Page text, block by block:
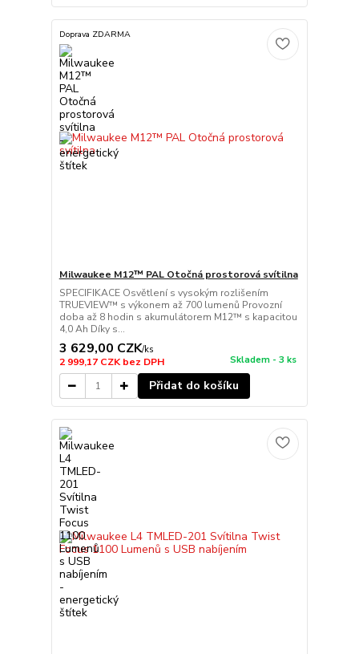
Doprava ZDARMA
Milwaukee M12™ PAL Otočná prostorová svítilna
SPECIFIKACE Osvětlení s vysokým rozlišením
TRUEVIEW™ s výkonem až 700 lumenů Provozní
doba až 8 hodin s akumulátorem M12™ s kapacitou
4,0 Ah Díky s...
3 629,00 CZK/ks
2 999,17 CZKbez DPH Skladem - 3 ks
Přidat do košíku